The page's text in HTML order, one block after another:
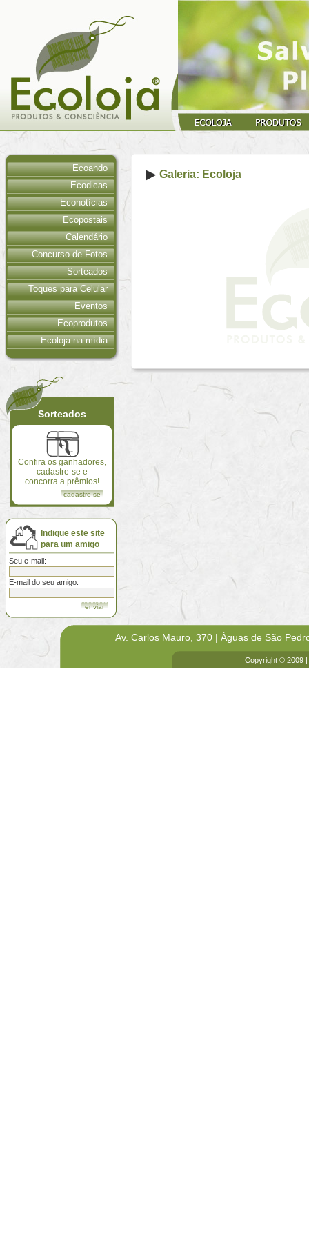
Ecoando
Ecodicas
Econotícias
Ecopostais
Calendário
Concurso de Fotos
Sorteados
Toques para Celular
Eventos
Ecoprodutos
Ecoloja na mídia
Sorteados
Confira os ganhadores,
cadastre-se e
concorra a prêmios!
cadastre-se
Indique este site
para um amigo
Seu e-mail:
E-mail do seu amigo:
Galeria: Ecoloja
Av. Carlos Mauro, 370 | Águas de São
Copyright © 2009